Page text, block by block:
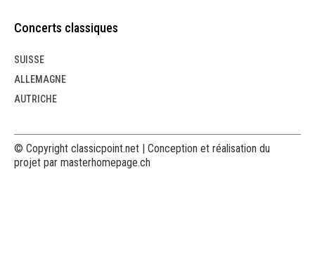
Concerts classiques
SUISSE
ALLEMAGNE
AUTRICHE
© Copyright classicpoint.net | Conception et réalisation du
projet par masterhomepage.ch